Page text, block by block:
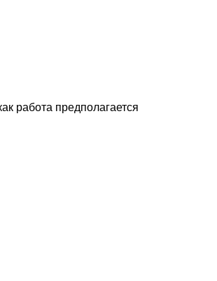
работа предполагается